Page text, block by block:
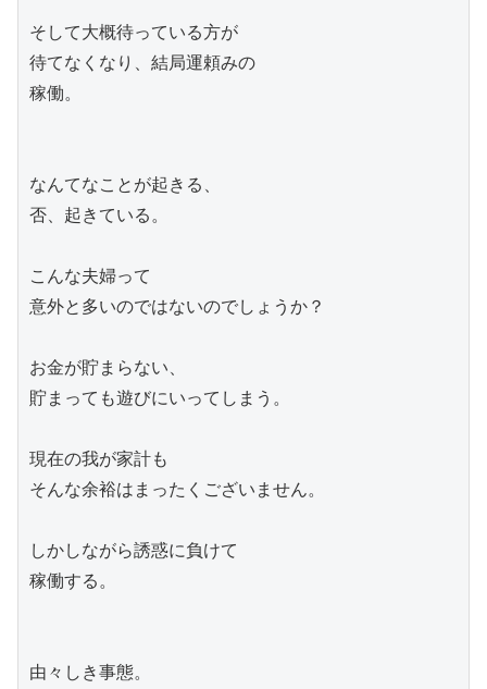
そして大概待っている方が
待てなくなり、結局運頼みの
稼働。
なんてなことが起きる、
否、起きている。
こんな夫婦って
意外と多いのではないのでしょうか？
お金が貯まらない、
貯まっても遊びにいってしまう。
現在の我が家計も
そんな余裕はまったくございません。
しかしながら誘惑に負けて
稼働する。
由々しき事態。